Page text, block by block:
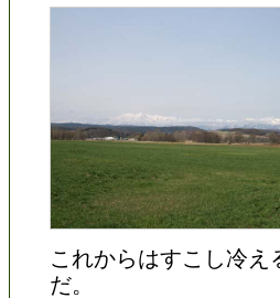
これからはすこし冷
だ。